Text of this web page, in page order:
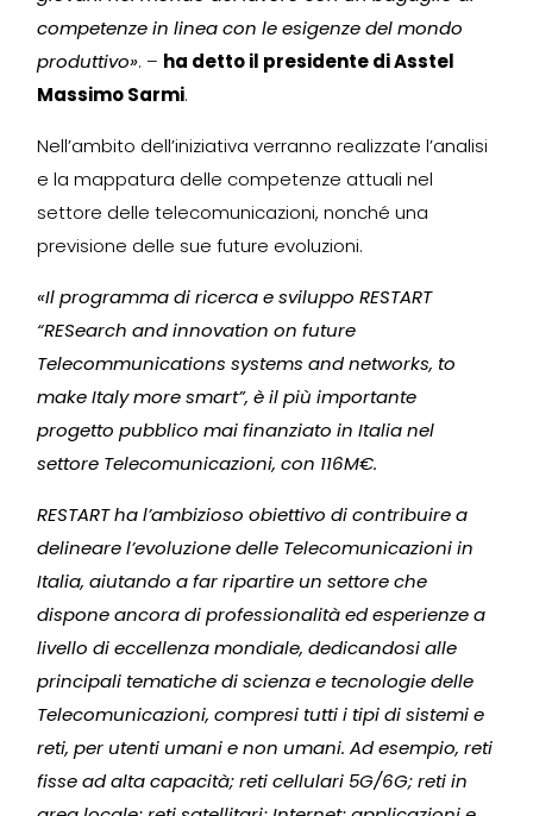
competenze in linea con le esigenze del mondo
produttivo». – ha detto il presidente di Asstel
Massimo Sarmi.
Nell’ambito dell’iniziativa verranno realizzate l’analisi
e la mappatura delle competenze attuali nel
settore delle telecomunicazioni, nonché una
previsione delle sue future evoluzioni.
«Il programma di ricerca e sviluppo RESTART
“RESearch and innovation on future
Telecommunications systems and networks, to
make Italy more smart”, è il più importante
progetto pubblico mai finanziato in Italia nel
settore Telecomunicazioni, con 116M€.
RESTART ha l’ambizioso obiettivo di contribuire a
delineare l’evoluzione delle Telecomunicazioni in
Italia, aiutando a far ripartire un settore che
dispone ancora di professionalità ed esperienze a
livello di eccellenza mondiale, dedicandosi alle
principali tematiche di scienza e tecnologie delle
Telecomunicazioni, compresi tutti i tipi di sistemi e
reti, per utenti umani e non umani. Ad esempio, reti
fisse ad alta capacità; reti cellulari 5G/6G; reti in